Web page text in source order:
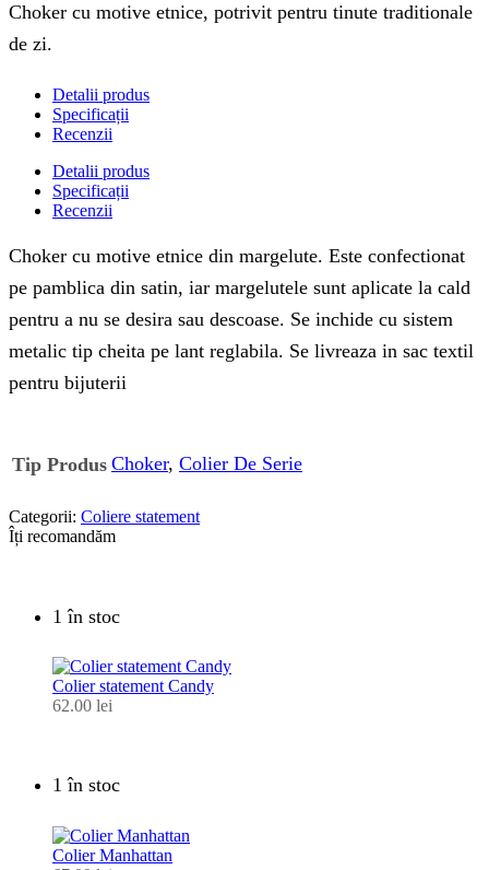
Choker cu motive etnice, potrivit pentru tinute traditionale
de zi.
Detalii produs
Specificații
Recenzii
Detalii produs
Specificații
Recenzii
Choker cu motive etnice din margelute. Este confectionat
pe pamblica din satin, iar margelutele sunt aplicate la cald
pentru a nu se desira sau descoase. Se inchide cu sistem
metalic tip cheita pe lant reglabila. Se livreaza in sac textil
pentru bijuterii
Tip Produs Choker, Colier De Serie
Categorii: Coliere statement
Îți recomandăm
1 în stoc
Colier statement Candy
62.00 lei
1 în stoc
Colier Manhattan